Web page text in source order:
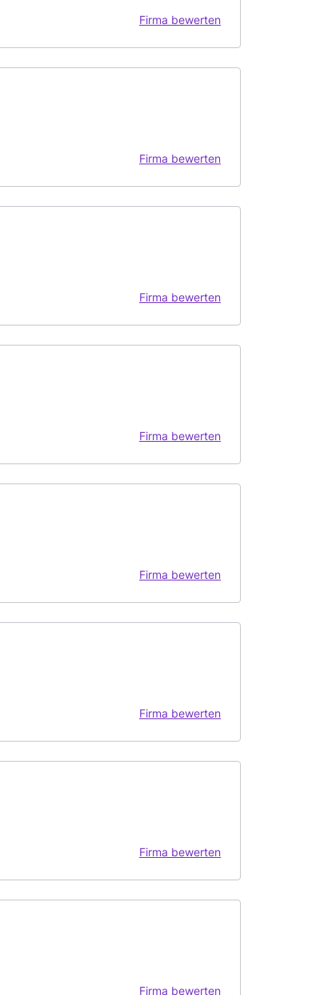
Firma bewerten
Firma bewerten
Firma bewerten
Firma bewerten
Firma bewerten
Firma bewerten
Firma bewerten
Firma bewerten